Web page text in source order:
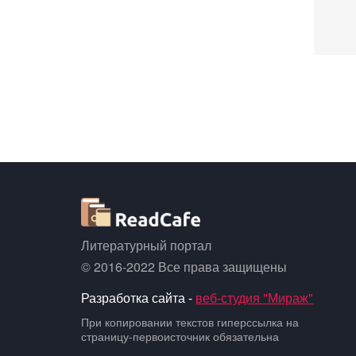
Литературный портал
© 2016-2022 Все права защищены
Разработка сайта - веб-студия "Мираж"
При копировании текстов гиперссылка на
страницу-первоисточник обязательна